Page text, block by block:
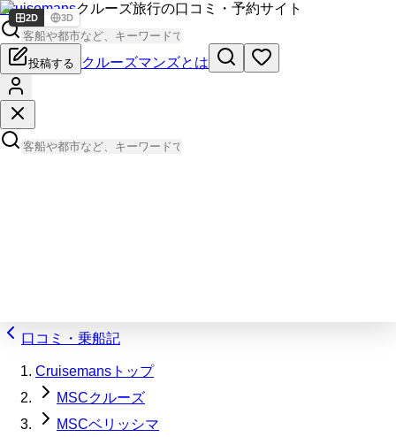
Cruisemansクルーズ旅行の口コミ・予約サイト
投稿する クルーズマンズとは
口コミ・乗船記
Cruisemansトップ
MSCクルーズ
MSCベリッシマ
2D 3D